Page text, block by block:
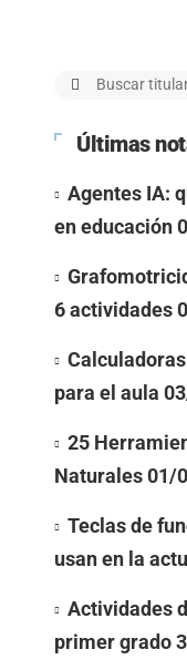
Últimas
Agentes IA:
en educación
6 actividades
para el aula
25
Naturales01/
Teclas de
usan en la
Actividades
primer grado